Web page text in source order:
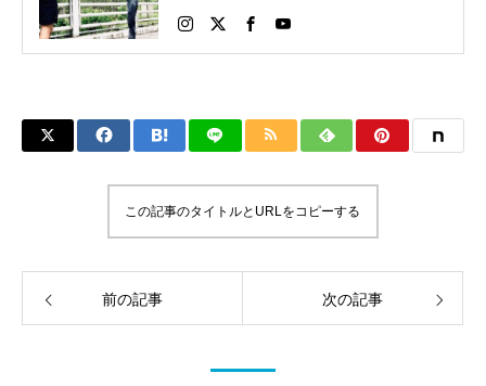
パーライト級新人王 FOKウェルター級王者
WMCライト級日本王者 トレーニング依頼は
この記事のタイトルとURLをコピーする
前の記事 次の記事